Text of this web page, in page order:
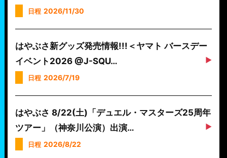
日程 2026/11/30
はやぶさ新グッズ発売情報!!!＜ヤマト バースデー
イベント2026 @J-SQU…
日程 2026/7/19
はやぶさ 8/22(土)「デュエル・マスターズ25周年
ツアー」（神奈川公演）出演…
日程 2026/8/22